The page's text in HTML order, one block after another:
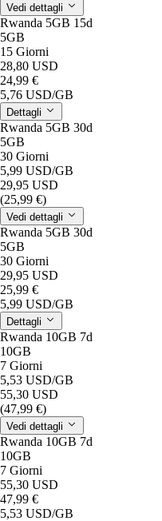
Vedi dettagli
Rwanda 5GB 15d
5GB
15 Giorni
28,80 USD
24,99 €
5,76 USD/GB
Dettagli
Rwanda 5GB 30d
5GB
30 Giorni
5,99 USD/GB
29,95 USD
(25,99 €)
Vedi dettagli
Rwanda 5GB 30d
5GB
30 Giorni
29,95 USD
25,99 €
5,99 USD/GB
Dettagli
Rwanda 10GB 7d
10GB
7 Giorni
5,53 USD/GB
55,30 USD
(47,99 €)
Vedi dettagli
Rwanda 10GB 7d
10GB
7 Giorni
55,30 USD
47,99 €
5,53 USD/GB